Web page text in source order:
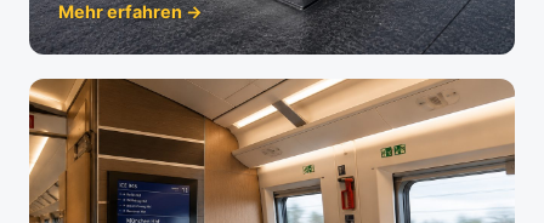
Mehr erfahren →